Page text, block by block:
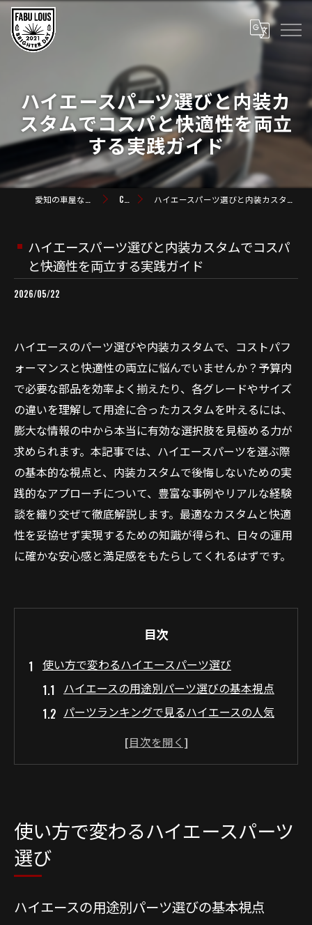
ハイエースパーツ選びと内装カ
スタムでコスパと快適性を両立
する実践ガイド
愛知の車屋なら株式会社FABULOUS COLUMN ハイエースパーツ選びと内装カスタムでコスパと快適性を両立する実践ガイド
ハイエースパーツ選びと内装カスタムでコスパ
と快適性を両立する実践ガイド
2026/05/22
ハイエースのパーツ選びや内装カスタムで、コストパフ
ォーマンスと快適性の両立に悩んでいませんか？予算内
で必要な部品を効率よく揃えたり、各グレードやサイズ
の違いを理解して用途に合ったカスタムを叶えるには、
膨大な情報の中から本当に有効な選択肢を見極める力が
求められます。本記事では、ハイエースパーツを選ぶ際
の基本的な視点と、内装カスタムで後悔しないための実
践的なアプローチについて、豊富な事例やリアルな経験
談を織り交ぜて徹底解説します。最適なカスタムと快適
性を妥協せず実現するための知識が得られ、日々の運用
に確かな安心感と満足感をもたらしてくれるはずです。
目次
使い方で変わるハイエースパーツ選び
ハイエースの用途別パーツ選びの基本視点
パーツランキングで見るハイエースの人気
択
中古パーツ選びで失敗しないためのポイン
ハイエース内装カスタムで快適性を大幅ア
使い方で変わるハイエースパーツ
選び
ハイエースの用途別パーツ選びの基本視点